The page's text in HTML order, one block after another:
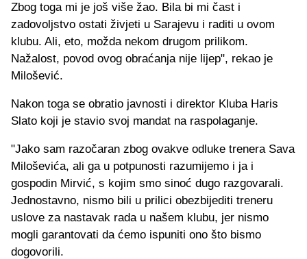
Zbog toga mi je još više žao. Bila bi mi čast i
zadovoljstvo ostati živjeti u Sarajevu i raditi u ovom
klubu. Ali, eto, možda nekom drugom prilikom.
Nažalost, povod ovog obraćanja nije lijep", rekao je
Milošević.
Nakon toga se obratio javnosti i direktor Kluba Haris
Slato koji je stavio svoj mandat na raspolaganje.
"Jako sam razočaran zbog ovakve odluke trenera Sava
Miloševića, ali ga u potpunosti razumijemo i ja i
gospodin Mirvić, s kojim smo sinoć dugo razgovarali.
Jednostavno, nismo bili u prilici obezbijediti treneru
uslove za nastavak rada u našem klubu, jer nismo
mogli garantovati da ćemo ispuniti ono što bismo
dogovorili.